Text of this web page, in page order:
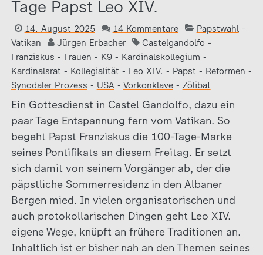
Tage Papst Leo XIV.
14. August 2025 14 Kommentare Papstwahl-
Vatikan
Jürgen Erbacher Castelgandolfo -
Franziskus - Frauen - K9- Kardinalskollegium -
Kardinalsrat - Kollegialität - Leo XIV. - Papst - Reformen -
Synodaler Prozess - USA- Vorkonklave- Zölibat
Ein Gottesdienst in Castel Gandolfo, dazu ein
paar Tage Entspannung fern vom Vatikan. So
begeht Papst Franziskus die 100-Tage-Marke
seines Pontifikats an diesem Freitag. Er setzt
sich damit von seinem Vorgänger ab, der die
päpstliche Sommerresidenz in den Albaner
Bergen mied. In vielen organisatorischen und
auch protokollarischen Dingen geht Leo XIV.
eigene Wege, knüpft an frühere Traditionen an.
Inhaltlich ist er bisher nah an den Themen seines